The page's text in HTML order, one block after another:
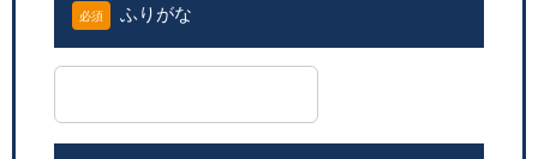
必須 ふりがな